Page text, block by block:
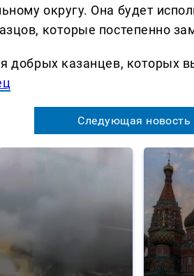
округу. Она будет
которые постепенно
добрых казанцев, которых
Следующая новость